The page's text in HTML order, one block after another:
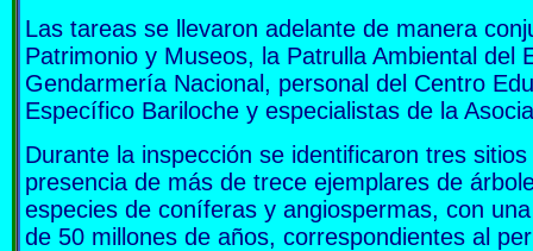
Las tareas se llevaron adelante de manera
Patrimonio y Museos, la Patrulla Ambiental del
Gendarmería Nacional, personal del Centro
Específico Bariloche y especialistas de la
Durante la inspección se identificaron tres
presencia de más de trece ejemplares de
especies de coníferas y angiospermas, con
de 50 millones de años, correspondientes al